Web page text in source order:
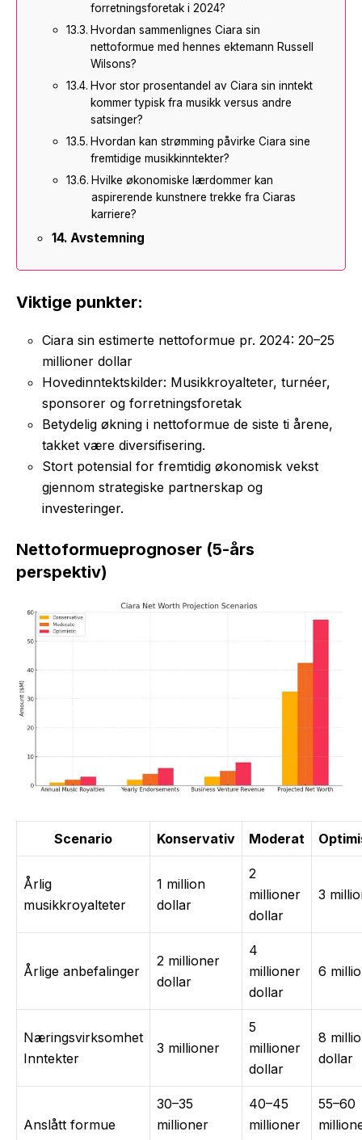
forretningsforetak i 2024?
Hvordan sammenlignes Ciara sin
nettoformue med hennes ektemann Russell
Wilsons?
Hvor stor prosentandel av Ciara sin inntekt
kommer typisk fra musikk versus andre
satsinger?
Hvordan kan strømming påvirke Ciara sine
fremtidige musikkinntekter?
Hvilke økonomiske lærdommer kan
aspirerende kunstnere trekke fra Ciaras
karriere?
Avstemning
Viktige punkter:
Ciara sin estimerte nettoformue pr. 2024: 20–25
millioner dollar
Hovedinntektskilder: Musikkroyalteter, turnéer,
sponsorer og forretningsforetak
Betydelig økning i nettoformue de siste ti årene,
takket være diversifisering.
Stort potensial for fremtidig økonomisk vekst
gjennom strategiske partnerskap og
investeringer.
Nettoformueprognoser (5-års
perspektiv)
Scenario Konservativ Moderat
Årlig
musikkroyalteter
1 million
dollar
2
millioner
dollar
3
Årlige anbefalinger
2 millioner
dollar
4
millioner
dollar
6
Næringsvirksomhet
Inntekter
3 millioner
5
millioner
dollar
8
dollar
Anslått formue
30–35
millioner
40–45
millioner
55–60